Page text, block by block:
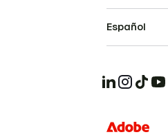
Español